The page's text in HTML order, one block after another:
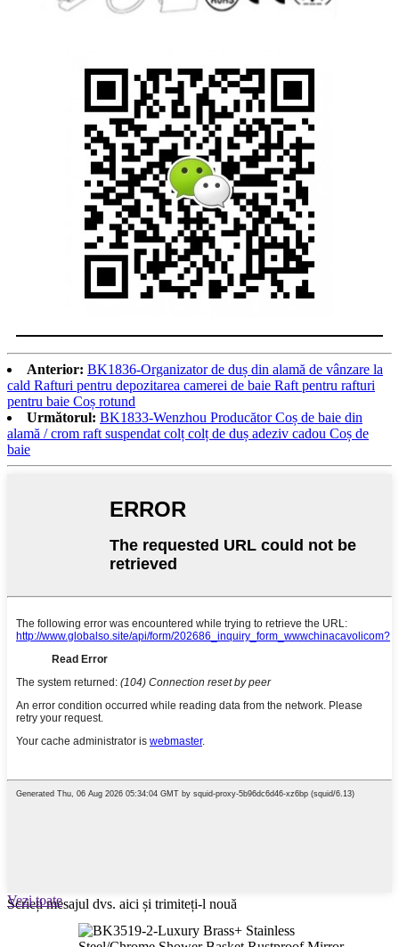
Anterior: BK1836-Organizator de duș din alamă de vânzare la
cald Rafturi pentru depozitarea camerei de baie Raft pentru rafturi
pentru baie Coș rotund
Următorul: BK1833-Wenzhou Producător Coș de baie din
alamă / crom raft suspendat colț colț de duș adeziv cadou Coș de
baie
Scrieți mesajul dvs. aici și trimiteți-l nouă
Vezi toate